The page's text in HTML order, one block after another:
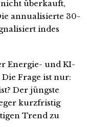
nicht überkauft,
annualisierte 30-
indes
Energie- und KI-
Frage ist nur:
Der jüngste
kurzfristig
Trend zu